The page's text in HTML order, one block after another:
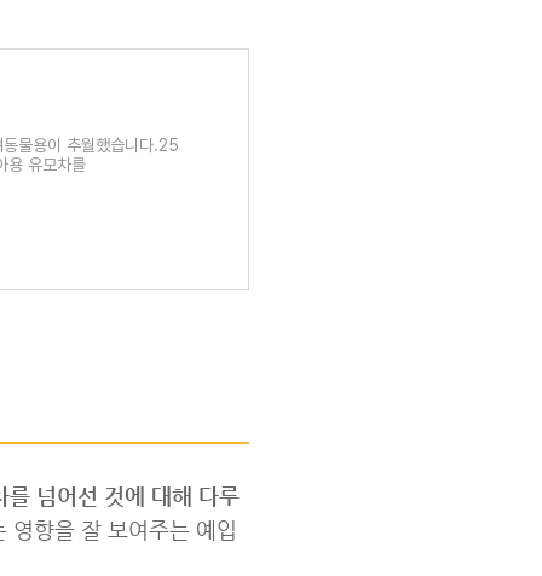
물용이 추월했습니다.25
용 유모차를
를 넘어선 것에 대해 다루
영향을 잘 보여주는 예입